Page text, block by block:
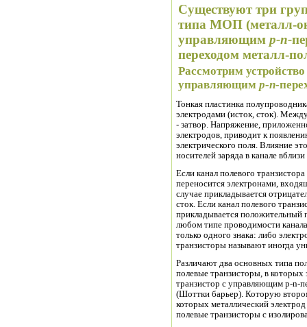
Существуют три группы полевых
типа МОП (металл-
управляющим p-n-
переходом металл-
Рассмотрим
управляющим p-n-
Тонкая пластинка
электродами (исток, сток).
- затвор. Напряжение,
электродов, приводит к
электрического поля. Влияние
носителей заряда в канале
Если канал полевого
переносится электронами,
случае прикладывается
сток. Если канал полевого
прикладывается положительный
любом типе проводимости
только одного знака: либо
Различают два основных типа
транзистор с управляющим p-n-
(Шоттки барьер). Которую
которых металлический
полевые транзисторы с